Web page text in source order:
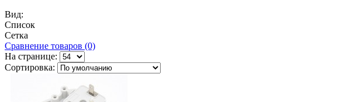
Вид:
Список
Сетка
Сравнение товаров (0)
На странице:
Сортировка: